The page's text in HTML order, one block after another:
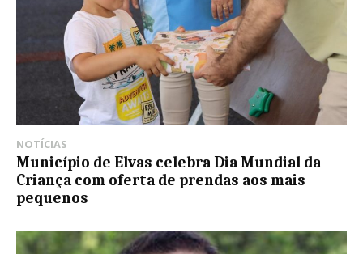
NOTÍCIAS
Município de Elvas celebra Dia Mundial da
Criança com oferta de prendas aos mais
pequenos